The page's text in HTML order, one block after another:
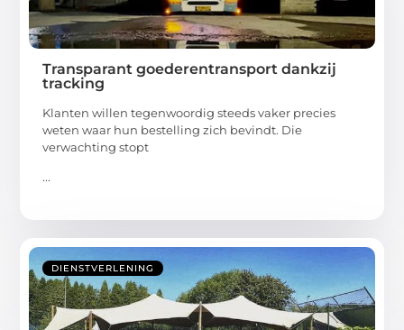
Transparant goederentransport dankzij
tracking
Klanten willen tegenwoordig steeds vaker precies
weten waar hun bestelling zich bevindt. Die
verwachting stopt
...
DIENSTVERLENING